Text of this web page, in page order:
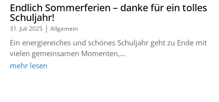
Endlich Sommerferien – danke für ein tolles
Schuljahr!
31. Juli 2025 | Allgemein
Ein energiereiches und schönes Schuljahr geht zu Ende mit
vielen gemeinsamen Momenten,...
mehr lesen